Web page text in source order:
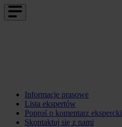
Informacje prasowe
Lista ekspertów
Poproś o komentarz ekspercki
Skontaktuj się z nami